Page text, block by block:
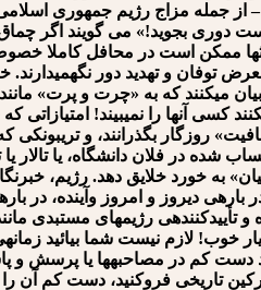
از جمله مزاج رژیم جمهوری
دوری بجوید!» می گویند اگر
ممکن است در محافل کاملا
توفان و تهدید دور
می⁯کنند که به «چرت و پرت»
کسی آنها را نمی⁯بیند! امتیازاتی
روزگار بگذرانند، و
شده در فلان دانشگاه، یا تالار یا
به خورد خلایق دهد. رژیم،
باره⁯ی دیروز و امروز وآینده، در
و تأییدکننده⁯ی رژیم⁯های مستبدی
خوب! لازم نیست شما بیائید
دست کم در مصاحبه⁯ها یا پرسش و
تاریخی فروکنید، دست کم آن